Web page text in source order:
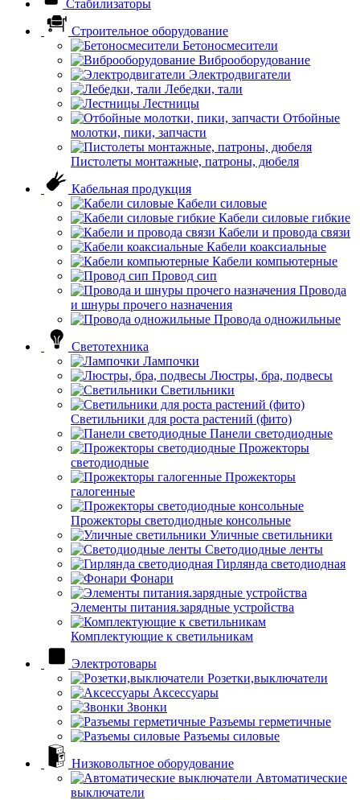
Стабилизаторы
Строительное оборудование
Бетоносмесители
Виброоборудование
Электродвигатели
Лебедки, тали
Лестницы
Отбойные
молотки, пики, запчасти
Пистолеты монтажные, патроны, дюбеля
Кабельная продукция
Кабели силовые
Кабели силовые гибкие
Кабели и провода связи
Кабели коаксиальные
Кабели компьютерные
Провод сип
Провода
и шнуры прочего назначения
Провода одножильные
Светотехника
Лампочки
Люстры, бра, подвесы
Светильники
Светильники для роста растений (фито)
Панели светодиодные
Прожекторы
светодиодные
Прожекторы
галогенные
Прожекторы светодиодные консольные
Уличные светильники
Светодиодные ленты
Гирлянда светодиодная
Фонари
Элементы питания.зарядные устройства
Комплектующие к светильникам
Электротовары
Розетки,выключатели
Аксессуары
Звонки
Разъемы герметичные
Разъемы силовые
Низковольтное оборудование
Автоматические
выключатели